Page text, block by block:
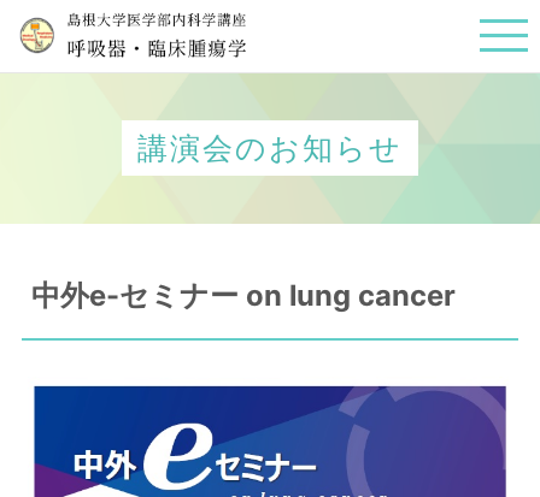
講演会のお知らせ
中外e-セミナー on lung cancer